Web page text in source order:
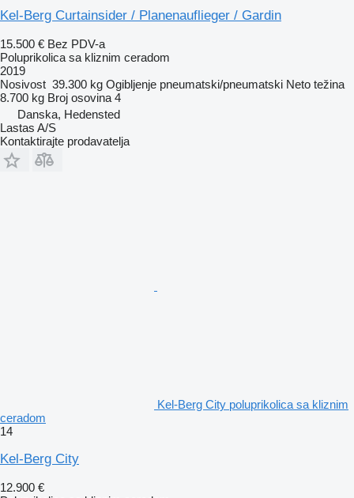
Kel-Berg Curtainsider / Planenauflieger / Gardin
15.500 € Bez PDV-a
Poluprikolica sa kliznim ceradom
2019
Nosivost 39.300 kg Ogibljenje pneumatski/pneumatski Neto težina
8.700 kg Broj osovina 4
Danska, Hedensted
Lastas A/S
Kontaktirajte prodavatelja
Kel-Berg City poluprikolica sa kliznim
ceradom
14
Kel-Berg City
12.900 €